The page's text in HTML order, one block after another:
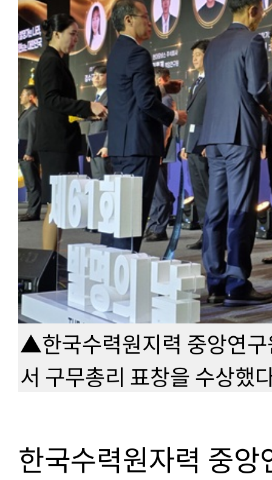
▲한국수력원지력 중앙연구
서 구무총리 표창을 수상했
한국수력원자력 중